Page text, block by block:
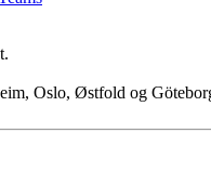
Oslo, Østfold og